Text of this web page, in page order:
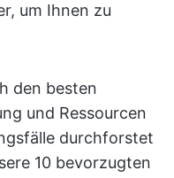
um Ihnen zu
den besten
und Ressourcen
durchforstet
10 bevorzugten